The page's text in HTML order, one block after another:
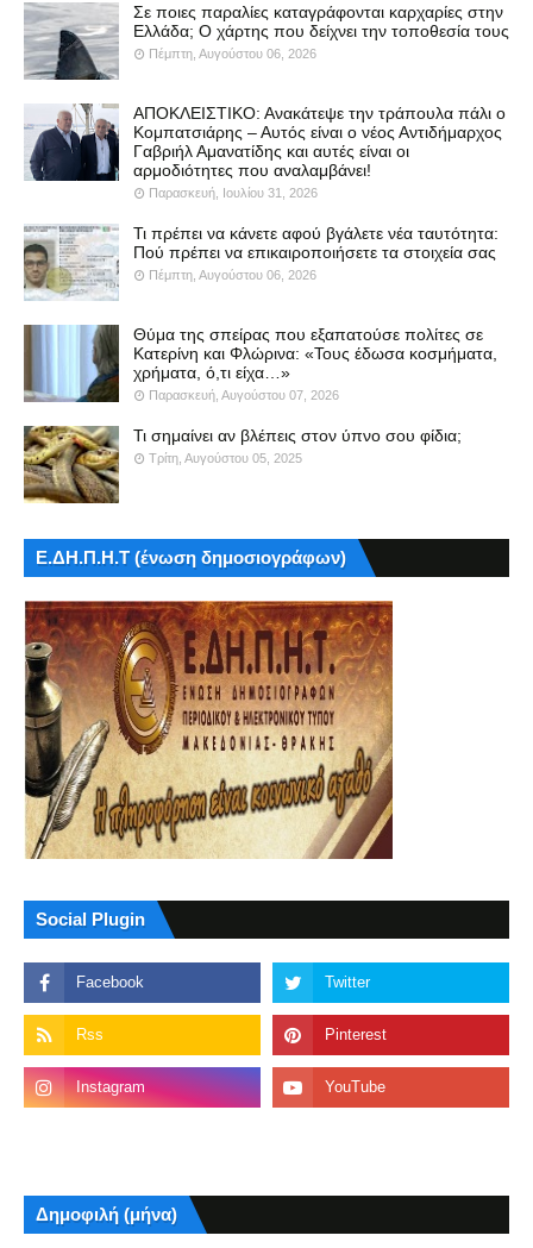
Σε ποιες παραλίες καταγράφονται καρχαρίες στην
Ελλάδα; Ο χάρτης που δείχνει την τοποθεσία τους
Πέμπτη, Αυγούστου 06, 2026
ΑΠΟΚΛΕΙΣΤΙΚΟ: Ανακάτεψε την τράπουλα πάλι ο
Κομπατσιάρης – Αυτός είναι ο νέος Αντιδήμαρχος
Γαβριήλ Αμανατίδης και αυτές είναι οι
αρμοδιότητες που αναλαμβάνει!
Παρασκευή, Ιουλίου 31, 2026
Τι πρέπει να κάνετε αφού βγάλετε νέα ταυτότητα:
Πού πρέπει να επικαιροποιήσετε τα στοιχεία σας
Πέμπτη, Αυγούστου 06, 2026
Θύμα της σπείρας που εξαπατούσε πολίτες σε
Κατερίνη και Φλώρινα: «Τους έδωσα κοσμήματα,
χρήματα, ό,τι είχα…»
Παρασκευή, Αυγούστου 07, 2026
Τι σημαίνει αν βλέπεις στον ύπνο σου φίδια;
Τρίτη, Αυγούστου 05, 2025
Ε.ΔΗ.Π.Η.Τ (ένωση δημοσιογράφων)
Social Plugin
Δημοφιλή (μήνα)